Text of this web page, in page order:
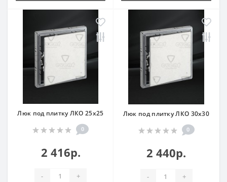
Люк под плитку ЛКО 25x25
0
2 416р.
- +
Люк под плитку ЛКО 30x30
0
2 440р.
- +